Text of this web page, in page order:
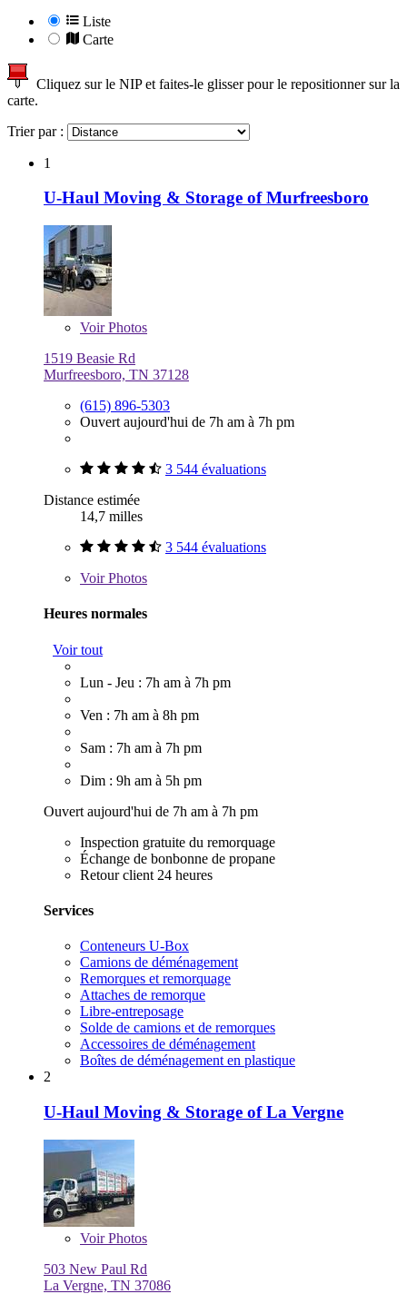
Liste
Carte
Cliquez sur le NIP et faites-le glisser pour le repositionner sur la
carte.
Trier par :
1
U-Haul Moving & Storage of Murfreesboro
VoirPhotos
1519 Beasie Rd
Murfreesboro, TN 37128
(615) 896-5303
Ouvert aujourd'hui de 7h am à 7h pm
3 544 évaluations
Distance estimée
14,7 milles
3 544 évaluations
VoirPhotos
Heures normales
Voir tout
Lun - Jeu : 7h am à 7h pm
Ven : 7h am à 8h pm
Sam : 7h am à 7h pm
Dim : 9h am à 5h pm
Ouvert aujourd'hui de 7h am à 7h pm
Inspection gratuite du remorquage
Échange de bonbonne de propane
Retour client 24 heures
Services
Conteneurs U-Box
Camions de déménagement
Remorques et remorquage
Attaches de remorque
Libre-entreposage
Solde de camions et de remorques
Accessoires de déménagement
Boîtes de déménagement en plastique
2
U-Haul Moving & Storage of La Vergne
VoirPhotos
503 New Paul Rd
La Vergne, TN 37086